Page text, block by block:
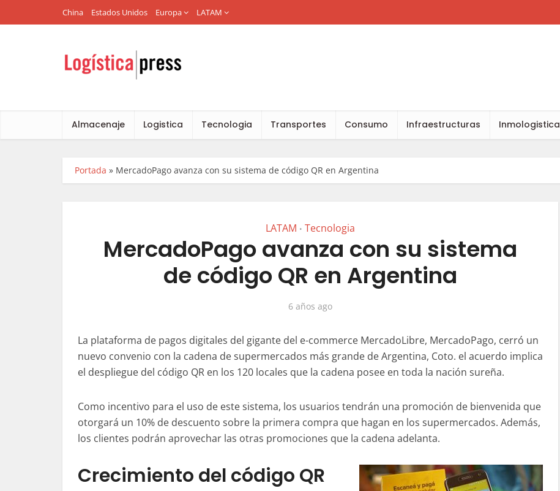
China Estados Unidos Europa LATAM
Almacenaje Logistica Tecnologia Transportes Consumo Infraestructuras Inmologistica
Portada » MercadoPago avanza con su sistema de código QR en Argentina
LATAM • Tecnologia
MercadoPago avanza con su sistema
de código QR en Argentina
6 años ago
La plataforma de pagos digitales del gigante del e-commerce MercadoLibre, MercadoPago, cerró un
nuevo convenio con la cadena de supermercados más grande de Argentina, Coto. el acuerdo implica
el despliegue del código QR en los 120 locales que la cadena posee en toda la nación sureña.
Como incentivo para el uso de este sistema, los usuarios tendrán una promoción de bienvenida que
otorgará un 10% de descuento sobre la primera compra que hagan en los supermercados. Además,
los clientes podrán aprovechar las otras promociones que la cadena adelanta.
Crecimiento del código QR